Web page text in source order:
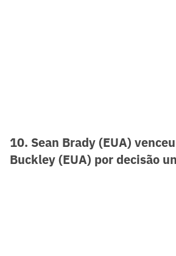
10. Sean Brady (EUA)
Buckley (EUA) por decisão